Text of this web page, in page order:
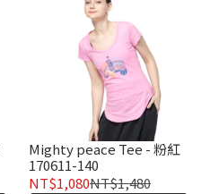
Mighty peace Tee - 粉紅
170611-140
NT$1,080NT$1,480